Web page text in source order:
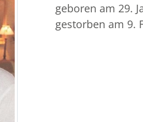
geboren am 29.
gestorben am 9.